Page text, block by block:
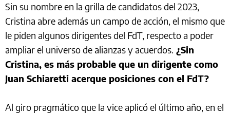
Sin su nombre en la grilla de candidatos del 2023,
Cristina abre además un campo de acción, el mismo que
le piden algunos dirigentes del FdT, respecto a poder
ampliar el universo de alianzas y acuerdos. ¿Sin
Cristina, es más probable que un dirigente como
Juan Schiaretti acerque posiciones con el FdT?
Al giro pragmático que la vice aplicó el último año, en el